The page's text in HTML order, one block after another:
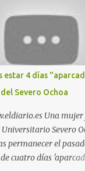
información
'Ante la
Parquesur:
a Burger King o H&M.
ocacional, parking
de Leroy Merlin. Otro
es enfrente al
municipal de
el estadio y Plaza
de Polvoranca,
También en el
estar 4 días
Severo Ochoa
Una mujer
Severo
permanecer el
cuatro días